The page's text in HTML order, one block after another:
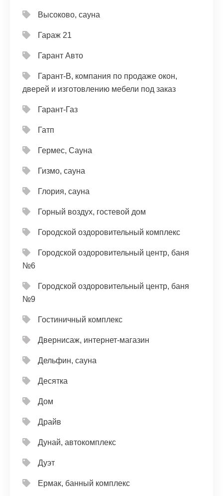
Высоково, сауна
Гараж 21
Гарант Авто
Гарант-В, компания по продаже окон,
дверей и изготовлению мебели под заказ
Гарант-Газ
Гатп
Гермес, Сауна
Гизмо, сауна
Глория, сауна
Горный воздух, гостевой дом
Городской оздоровительный комплекс
Городской оздоровительный центр, баня
№6
Городской оздоровительный центр, баня
№9
Гостиничный комплекс
Двернисаж, интернет-магазин
Дельфин, сауна
Десятка
Дом
Драйв
Дунай, автокомплекс
Дуэт
Ермак, банный комплекс